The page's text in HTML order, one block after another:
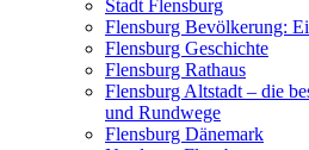
Stadt Flensburg
Flensburg Bevölkerung:
Flensburg Geschichte
Flensburg Rathaus
Flensburg Altstadt – die
und Rundwege
Flensburg Dänemark